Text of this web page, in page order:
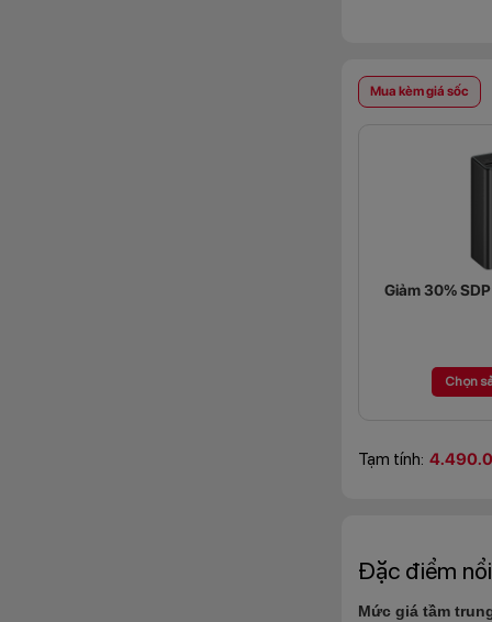
Mua kèm giá sốc
Giảm 30%
Chọn
Tạm tính:
Đặc điểm
Mức giá tầm